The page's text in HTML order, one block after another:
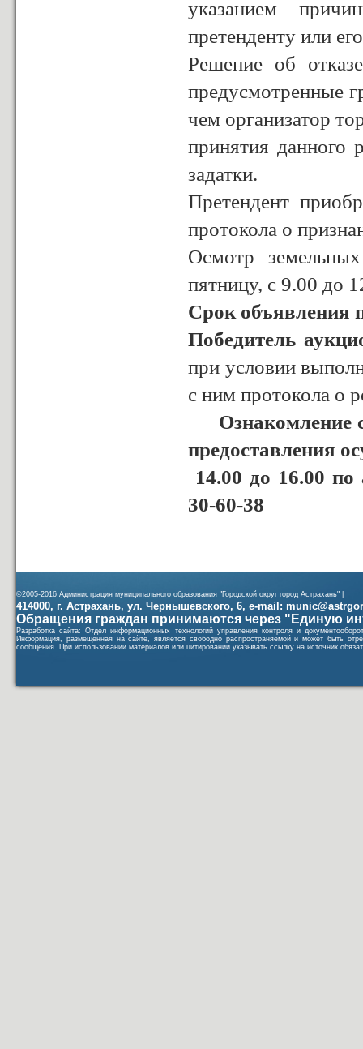
указанием
претенденту или
Решение об
предусмотренные
чем организатор
принятия данного
задатки.
Претендент
протокола о
Осмотр
пятницу, с 9.00 до
Cрок объявления
Победитель
при условии
с ним протокола о
Ознакомление с
предоставления
14.00 до 16.00
30-60-38
©2005-2016 Администрация муниципального образования "Городской округ город Астрахань" |
414000, г. Астрахань, ул. Чернышевского, 6, e-mail:
Обращения граждан принимаются через "Единую
Разработка сайта: Отдел информационных технологий управления контроля и
Информация, размещенная на сайте, является свободно распространяемой и может быть
сообщения. При использовании материалов или цитировании указывать ссылку на источник